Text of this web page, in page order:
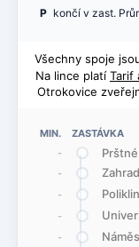
MIN. ZASTÁVKA
-
-
-
-
-
P končí v zast.
Všechny spoje
Na lince platí Tarif
Otrokovice